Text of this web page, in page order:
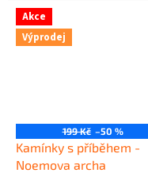
nové... Také vhodné pro malé
děti,...
Akce
Výprodej
199 Kč –50 %
Kamínky s příběhem -
Noemova archa